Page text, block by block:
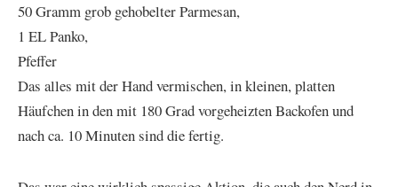
50 Gramm grob gehobelter Parmesan,
1 EL Panko,
Pfeffer
Das alles mit der Hand vermischen, in kleinen, platten
Häufchen in den mit 180 Grad vorgeheizten Backofen und
nach ca. 10 Minuten sind die fertig.